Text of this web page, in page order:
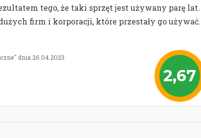
tego, że taki sprzęt jest używany parę lat.
firm i korporacji, które przestały go używać.
2,67
dnia 26.04.2023